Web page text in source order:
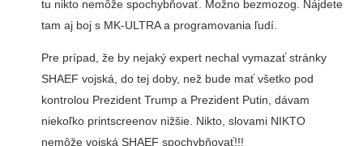
tu nikto nemôže spochybňovať. Možno bezmozog. Nájdete
tam aj boj s MK-ULTRA a programovania ľudí.
Pre prípad, že by nejaký expert nechal vymazať stránky
SHAEF vojská, do tej doby, než bude mať všetko pod
kontrolou Prezident Trump a Prezident Putin, dávam
niekoľko printscreenov nižšie. Nikto, slovami NIKTO
nemôže vojská SHAEF spochybňovať!!!